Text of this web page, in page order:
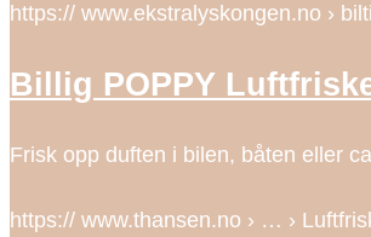
https:// www.ekstralyskongen.no ›
Billig POPPY
Frisk opp duften i bilen, båten eller
https:// www.thansen.no › … ›